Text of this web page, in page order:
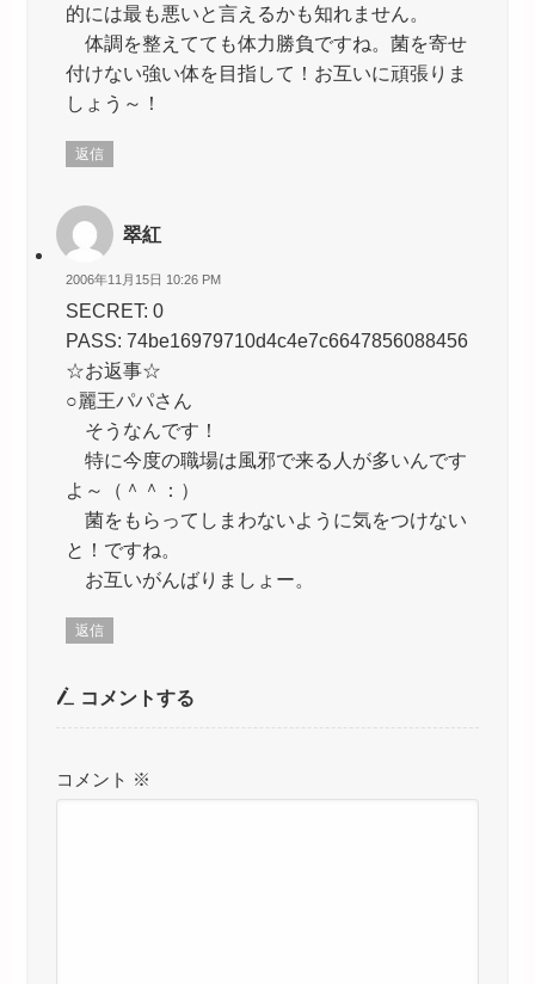
的には最も悪いと言えるかも知れません。
体調を整えてても体力勝負ですね。菌を寄せ
付けない強い体を目指して！お互いに頑張りま
しょう～！
返信
翠紅
2006年11月15日 10:26 PM
SECRET: 0
PASS: 74be16979710d4c4e7c6647856088456
☆お返事☆
○麗王パパさん
そうなんです！
特に今度の職場は風邪で来る人が多いんです
よ～（＾＾：）
菌をもらってしまわないように気をつけない
と！ですね。
お互いがんばりましょー。
返信
コメントする
コメント ※